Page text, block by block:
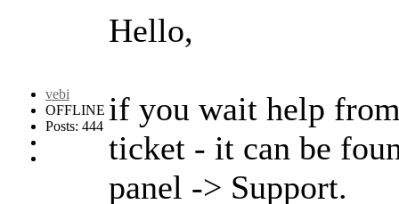
vebi
OFFLINE
Posts: 444
Hello,
if you wait help
ticket - it can be
panel -> Support.